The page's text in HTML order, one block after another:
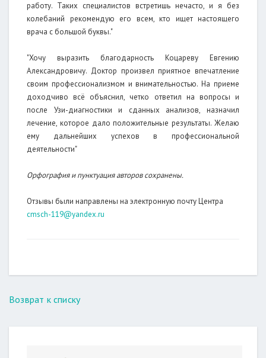
работу. Таких специалистов встретишь нечасто, и я без
колебаний рекомендую его всем, кто ищет настоящего
врача с большой буквы."
"Хочу выразить благодарность Коцареву Евгению
Александровичу. Доктор произвел приятное впечатление
своим профессионализмом и внимательностью. На приеме
доходчиво всё объяснил, четко ответил на вопросы и
после Узи-диагностики и сданных анализов, назначил
лечение, которое дало положительные результаты. Желаю
ему дальнейших успехов в профессиональной
деятельности"
Орфография и пунктуация авторов сохранены.
Отзывы были направлены на электронную почту Центра
cmsch-119@yandex.ru
Возврат к списку